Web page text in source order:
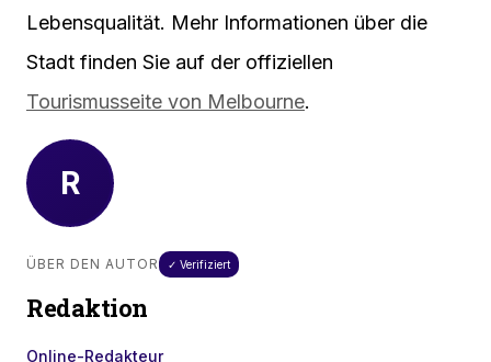
Lebensqualität. Mehr Informationen über die
Stadt finden Sie auf der offiziellen
Tourismusseite von Melbourne.
R
ÜBER DEN AUTOR ✓ Verifiziert
Redaktion
Online-Redakteur